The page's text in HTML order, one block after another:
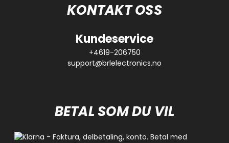
KONTAKT OSS
Kundeservice
+4619-206750
support@brlelectronics.no
BETAL SOM DU VIL